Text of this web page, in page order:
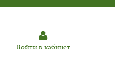
Войти в кабинет